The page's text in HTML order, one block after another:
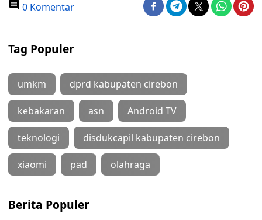
0 Komentar
Tag Populer
umkm dprd kabupaten cirebon
kebakaran asn Android TV
teknologi disdukcapil kabupaten cirebon
xiaomi pad olahraga
Berita Populer